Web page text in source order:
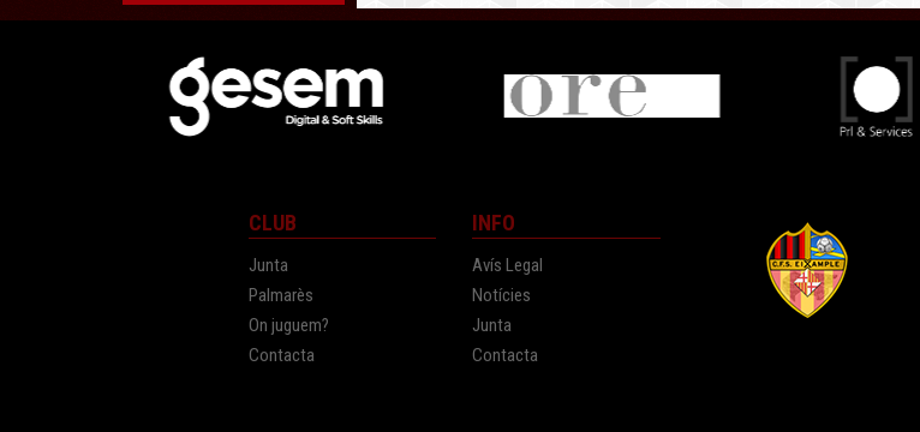
CLUB
Junta
Palmarès
On juguem?
Contacta
INFO
Avís Legal
Notícies
Junta
Contacta